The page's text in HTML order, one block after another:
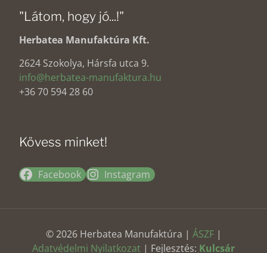
"Látom, hogy jó...!"
Herbatea Manufaktúra Kft.
2624 Szokolya, Hársfa utca 9.
info@herbatea-manufaktura.hu
+36 70 594 28 60
Kövess minket!
Facebook Instagram
© 2026 Herbatea Manufaktúra | ÁSZF|
Adatvédelmi Nyilatkozat | Fejlesztés: Kulcsár